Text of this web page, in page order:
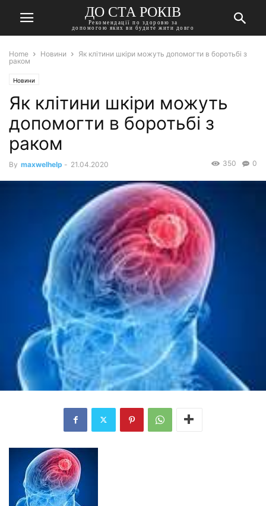
ДО СТА РОКІВ
Рекомендації по здоровю за
допомогою яких ви будите жити довго
Home Новини
Як клітини шкіри можуть допомогти в боротьбі з
раком
Новини
Як клітини шкіри можуть
допомогти в боротьбі з
раком
By maxwelhelp - 21.04.2020 0
350